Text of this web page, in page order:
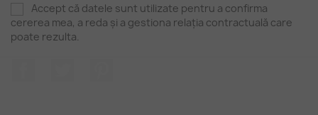
Accept că datele sunt utilizate pentru a confirma
cererea mea, a reda și a gestiona relația contractuală care
poate rezulta.